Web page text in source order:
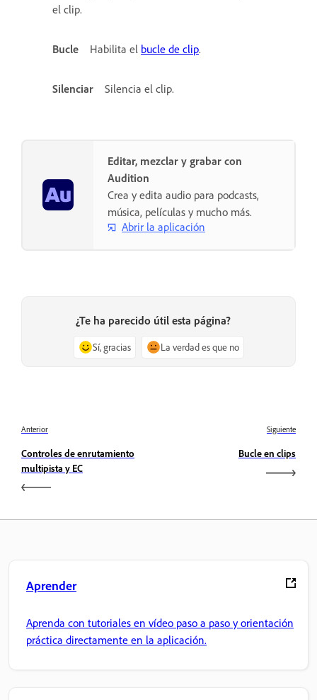
el clip.
Bucle Habilita el bucle de clip.
Silenciar Silencia el clip.
Editar, mezclar y grabar con
Audition
Crea y edita audio para podcasts,
música, películas y mucho más.
Abrir la aplicación
¿Te ha parecido útil esta página?
Sí, gracias La verdad es que no
Anterior
Controles de enrutamiento
multipista y EC
Siguiente
Bucle en clips
Aprender
Aprenda con tutoriales en vídeo paso a paso y orientación
práctica directamente en la aplicación.